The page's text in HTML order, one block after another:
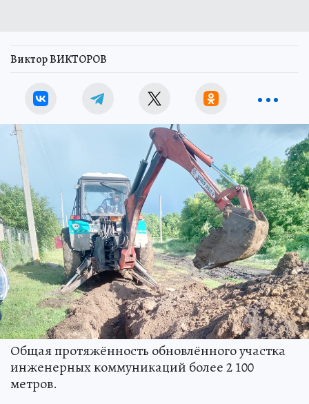
Виктор ВИКТОРОВ
Общая протяжённость обновлённого участка
инженерных коммуникаций более 2 100
метров.